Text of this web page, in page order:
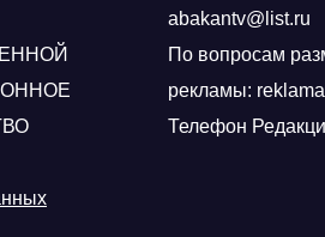
abakantv@list.ru
По вопросам
рекламы:
Телефон